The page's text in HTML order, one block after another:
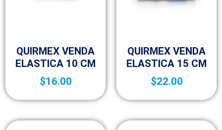
QUIRMEX VENDA
ELASTICA 10 CM
$16.00
QUIRMEX VENDA
ELASTICA 15 CM
$22.00